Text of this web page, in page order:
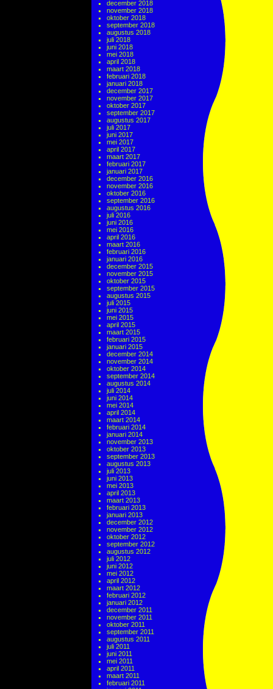
december 2018
november 2018
oktober 2018
september 2018
augustus 2018
juli 2018
juni 2018
mei 2018
april 2018
maart 2018
februari 2018
januari 2018
december 2017
november 2017
oktober 2017
september 2017
augustus 2017
juli 2017
juni 2017
mei 2017
april 2017
maart 2017
februari 2017
januari 2017
december 2016
november 2016
oktober 2016
september 2016
augustus 2016
juli 2016
juni 2016
mei 2016
april 2016
maart 2016
februari 2016
januari 2016
december 2015
november 2015
oktober 2015
september 2015
augustus 2015
juli 2015
juni 2015
mei 2015
april 2015
maart 2015
februari 2015
januari 2015
december 2014
november 2014
oktober 2014
september 2014
augustus 2014
juli 2014
juni 2014
mei 2014
april 2014
maart 2014
februari 2014
januari 2014
november 2013
oktober 2013
september 2013
augustus 2013
juli 2013
juni 2013
mei 2013
april 2013
maart 2013
februari 2013
januari 2013
december 2012
november 2012
oktober 2012
september 2012
augustus 2012
juli 2012
juni 2012
mei 2012
april 2012
maart 2012
februari 2012
januari 2012
december 2011
november 2011
oktober 2011
september 2011
augustus 2011
juli 2011
juni 2011
mei 2011
april 2011
maart 2011
februari 2011